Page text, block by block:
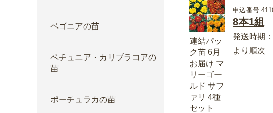
ベゴニアの苗
ペチュニア・カリブラコアの
苗
ポーチュラカの苗
連結パッ
ク苗 6月
お届け マ
リーゴー
ルド サフ
ァリ 4種
セット
申込番号
8本1組
発送時期
より順次